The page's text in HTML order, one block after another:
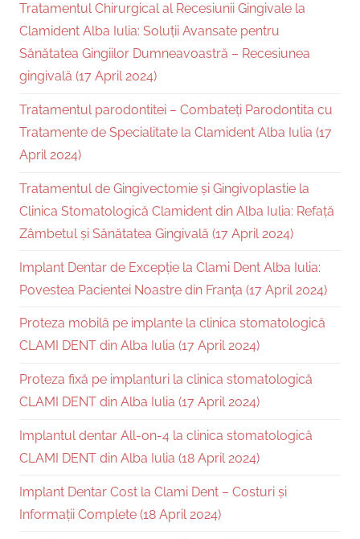
Tratamentul Chirurgical al Recesiunii Gingivale la
Clamident Alba Iulia: Soluții Avansate pentru
Sănătatea Gingiilor Dumneavoastră – Recesiunea
gingivală (17 April 2024)
Tratamentul parodontitei – Combateți Parodontita cu
Tratamente de Specialitate la Clamident Alba Iulia (17
April 2024)
Tratamentul de Gingivectomie și Gingivoplastie la
Clinica Stomatologică Clamident din Alba Iulia: Refață
Zâmbetul și Sănătatea Gingivală (17 April 2024)
Implant Dentar de Excepție la Clami Dent Alba Iulia:
Povestea Pacientei Noastre din Franța (17 April 2024)
Proteza mobilă pe implante la clinica stomatologică
CLAMI DENT din Alba Iulia (17 April 2024)
Proteza fixă pe implanturi la clinica stomatologică
CLAMI DENT din Alba Iulia (17 April 2024)
Implantul dentar All-on-4 la clinica stomatologică
CLAMI DENT din Alba Iulia (18 April 2024)
Implant Dentar Cost la Clami Dent – Costuri și
Informații Complete (18 April 2024)